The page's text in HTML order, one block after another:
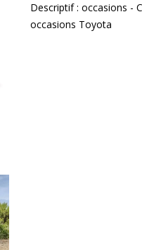
Descriptif : occasions -
occasions Toyota